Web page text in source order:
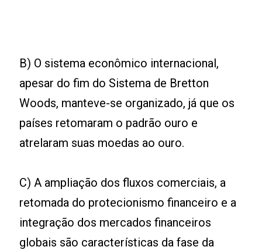
B) O sistema econômico internacional,
apesar do fim do Sistema de Bretton
Woods, manteve-se organizado, já que os
países retomaram o padrão ouro e
atrelaram suas moedas ao ouro.
C) A ampliação dos fluxos comerciais, a
retomada do protecionismo financeiro e a
integração dos mercados financeiros
globais são características da fase da